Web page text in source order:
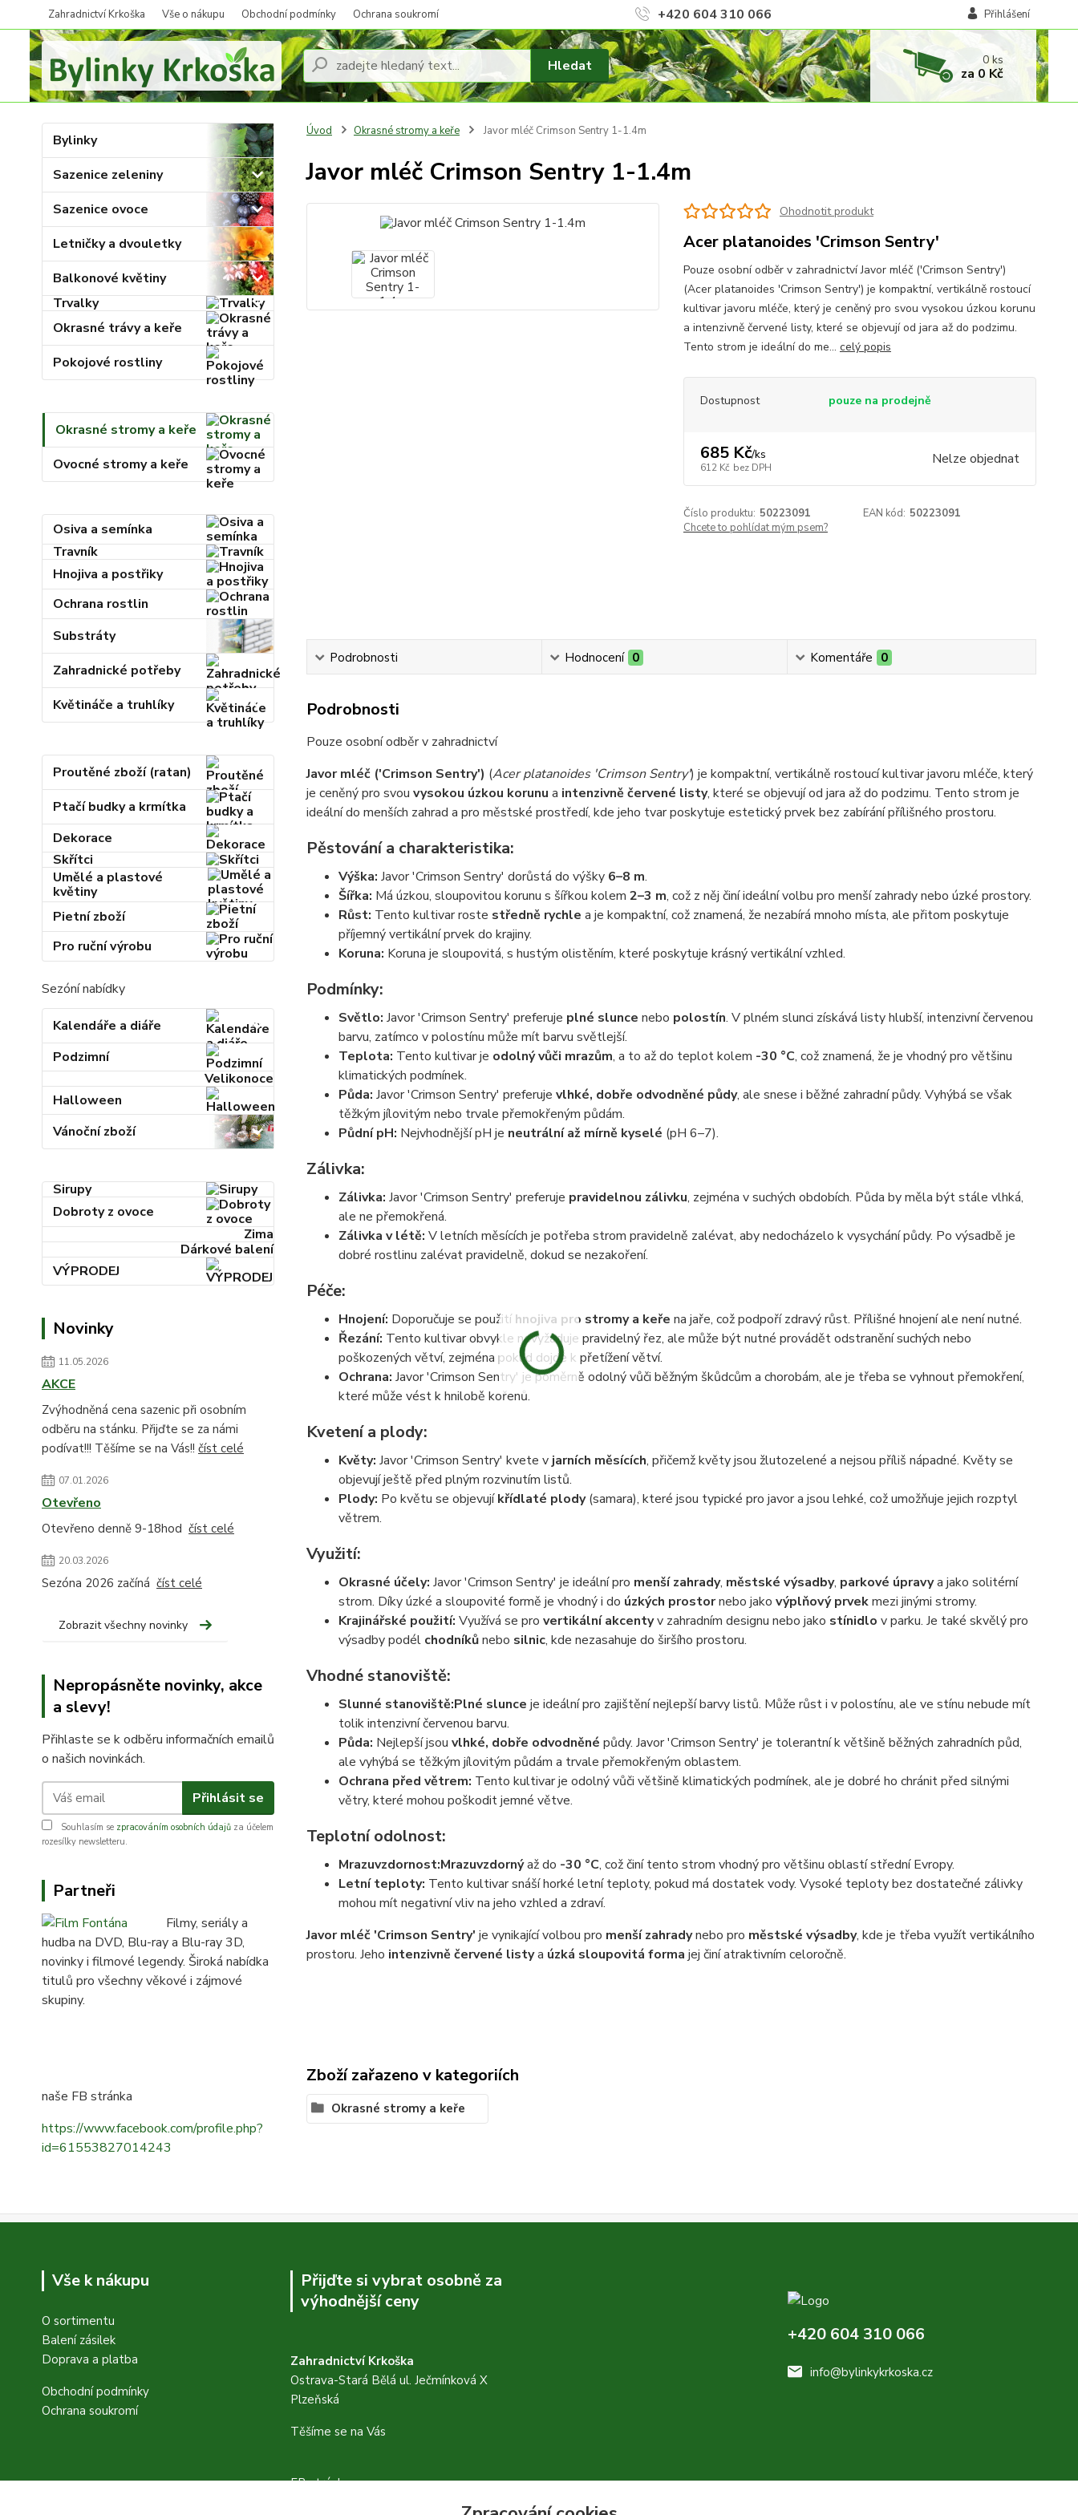
Zahradnictví Krkoška Vše o nákupu Obchodní podmínky Ochrana soukromí Přihlášení
Hledat
+420 604 310 066
0ks
za 0 Kč
Bylinky
Sazenice zeleniny
Sazenice ovoce
Letničky a dvouletky
Balkonové květiny
Trvalky
Okrasné trávy a keře
Pokojové rostliny
Okrasné stromy a keře
Ovocné stromy a keře
Osiva a semínka
Travník
Hnojiva a postřiky
Ochrana rostlin
Substráty
Zahradnické potřeby
Květináče a truhlíky
Proutěné zboží (ratan)
Ptačí budky a krmítka
Dekorace
Skřítci
Umělé a plastové
květiny
Pietní zboží
Pro ruční výrobu
Sezóní nabídky
Kalendáře a diáře
Podzimní
Velikonoce
Halloween
Vánoční zboží
Sirupy
Dobroty z ovoce
Zima
Dárkové balení
VÝPRODEJ
Novinky
11.05.2026
AKCE
Zvýhodněná cena sazenic při osobním
odběru na stánku. Přijďte se za námi
podívat!!! Těšíme se na Vás!! číst celé
07.01.2026
Otevřeno
Otevřeno denně 9-18hod číst celé
20.03.2026
Sezóna 2026 začíná číst celé
Zobrazit všechny novinky
Nepropásněte novinky, akce
a slevy!
Přihlaste se k odběru informačních emailů
o našich novinkách.
Přihlásit se
Souhlasím se zpracováním osobních údajů za účelem
rozesílky newsletteru.
Partneři
Filmy, seriály a
hudba na DVD, Blu-ray a Blu-ray 3D,
novinky i filmové legendy. Široká nabídka
titulů pro všechny věkové i zájmové
skupiny.
naše FB stránka
https://www.facebook.com/profile.php?
id=61553827014243
Úvod Okrasné stromy a keře Javor mléč Crimson Sentry 1-1.4m
Javor mléč Crimson Sentry 1-1.4m
Ohodnotit produkt
Acer platanoides 'Crimson Sentry'
Pouze osobní odběr v zahradnictví Javor mléč ('Crimson Sentry')
(Acer platanoides 'Crimson Sentry') je kompaktní, vertikálně rostoucí
kultivar javoru mléče, který je ceněný pro svou vysokou úzkou korunu
a intenzivně červené listy, které se objevují od jara až do podzimu.
Tento strom je ideální do me... celý popis
Dostupnost pouze na prodejně
685 Kč/ks
612 Kč bez DPH Nelze objednat
Číslo produktu: 50223091 EAN kód: 50223091
Chcete to pohlídat mým psem?
Podrobnosti Hodnocení 0 Komentáře 0
Podrobnosti
Pouze osobní odběr v zahradnictví
Javor mléč ('Crimson Sentry') (Acer platanoides 'Crimson Sentry') je kompaktní, vertikálně rostoucí kultivar javoru mléče, který
je ceněný pro svou vysokou úzkou korunu a intenzivně červené listy, které se objevují od jara až do podzimu. Tento strom je
ideální do menších zahrad a pro městské prostředí, kde jeho tvar poskytuje estetický prvek bez zabírání přílišného prostoru.
Pěstování a charakteristika:
Výška: Javor 'Crimson Sentry' dorůstá do výšky 6–8 m.
Šířka: Má úzkou, sloupovitou korunu s šířkou kolem 2–3 m, což z něj činí ideální volbu pro menší zahrady nebo úzké prostory.
Růst: Tento kultivar roste středně rychle a je kompaktní, což znamená, že nezabírá mnoho místa, ale přitom poskytuje
příjemný vertikální prvek do krajiny.
Koruna: Koruna je sloupovitá, s hustým olistěním, které poskytuje krásný vertikální vzhled.
Podmínky:
Světlo: Javor 'Crimson Sentry' preferuje plné slunce nebo polostín. V plném slunci získává listy hlubší, intenzivní červenou
barvu, zatímco v polostínu může mít barvu světlejší.
Teplota: Tento kultivar je odolný vůči mrazům, a to až do teplot kolem -30 °C, což znamená, že je vhodný pro většinu
klimatických podmínek.
Půda: Javor 'Crimson Sentry' preferuje vlhké, dobře odvodněné půdy, ale snese i běžné zahradní půdy. Vyhýbá se však
těžkým jílovitým nebo trvale přemokřeným půdám.
Půdní pH: Nejvhodnější pH je neutrální až mírně kyselé (pH 6–7).
Zálivka:
Zálivka: Javor 'Crimson Sentry' preferuje pravidelnou zálivku, zejména v suchých obdobích. Půda by měla být stále vlhká,
ale ne přemokřená.
Zálivka v létě: V letních měsících je potřeba strom pravidelně zalévat, aby nedocházelo k vysychání půdy. Po výsadbě je
dobré rostlinu zalévat pravidelně, dokud se nezakoření.
Péče:
Hnojení: Doporučuje se použitíhnojiva pro stromy a keře na jaře, což podpoří zdravý růst. Přílišné hnojení ale není nutné.
Řezání: Tento kultivar obvykle nevyžaduje pravidelný řez, ale může být nutné provádět odstranění suchých nebo
poškozených větví, zejména pokud dojde k přetížení větví.
Ochrana: Javor 'Crimson Sentry' je poměrně odolný vůči běžným škůdcům a chorobám, ale je třeba se vyhnout přemokření,
které může vést k hnilobě kořenů.
Kvetení a plody:
Květy: Javor 'Crimson Sentry' kvete v jarních měsících, přičemž květy jsou žlutozelené a nejsou příliš nápadné. Květy se
objevují ještě před plným rozvinutím listů.
Plody: Po květu se objevujíkřídlaté plody(samara), které jsou typické pro javor a jsou lehké, což umožňuje jejich rozptyl
větrem.
Využití:
Okrasné účely: Javor 'Crimson Sentry' je ideální pro menší zahrady, městské výsadby, parkové úpravya jako solitérní
strom. Díky úzké a sloupovité formě je vhodný i do úzkých prostornebo jako výplňový prvekmezi jinými stromy.
Krajinářské použití: Využívá se pro vertikální akcentyv zahradním designu nebo jako stínidlo v parku. Je také skvělý pro
výsadby podél chodníkůnebo silnic, kde nezasahuje do širšího prostoru.
Vhodné stanoviště:
Slunné stanoviště:Plné slunce je ideální pro zajištění nejlepší barvy listů. Může růst i v polostínu, ale ve stínu nebude mít
tolik intenzivní červenou barvu.
Půda: Nejlepší jsou vlhké, dobře odvodněné půdy. Javor 'Crimson Sentry' je tolerantní k většině běžných zahradních půd,
ale vyhýbá se těžkým jílovitým půdám a trvale přemokřeným oblastem.
Ochrana před větrem: Tento kultivar je odolný vůči většině klimatických podmínek, ale je dobré ho chránit před silnými
větry, které mohou poškodit jemné větve.
Teplotní odolnost:
Mrazuvzdornost:Mrazuvzdornýaž do -30 °C, což činí tento strom vhodný pro většinu oblastí střední Evropy.
Letní teploty: Tento kultivar snáší horké letní teploty, pokud má dostatek vody. Vysoké teploty bez dostatečné zálivky
mohou mít negativní vliv na jeho vzhled a zdraví.
Javor mléč 'Crimson Sentry' je vynikající volbou pro menší zahradynebo pro městské výsadby, kde je třeba využít vertikálního
prostoru. Jeho intenzivně červené listya úzká sloupovitá forma jej činí atraktivním celoročně.
Zboží zařazeno v kategoriích
Okrasné stromy a keře
Vše k nákupu
O sortimentu
Balení zásilek
Doprava a platba
Obchodní podmínky
Ochrana soukromí
Přijďte si vybrat osobně za
výhodnější ceny
Zahradnictví Krkoška
Ostrava-Stará Bělá ul. Ječmínková X
Plzeňská
Těšíme se na Vás
FB stránky
+420 604 310 066
info@bylinkykrkoska.cz